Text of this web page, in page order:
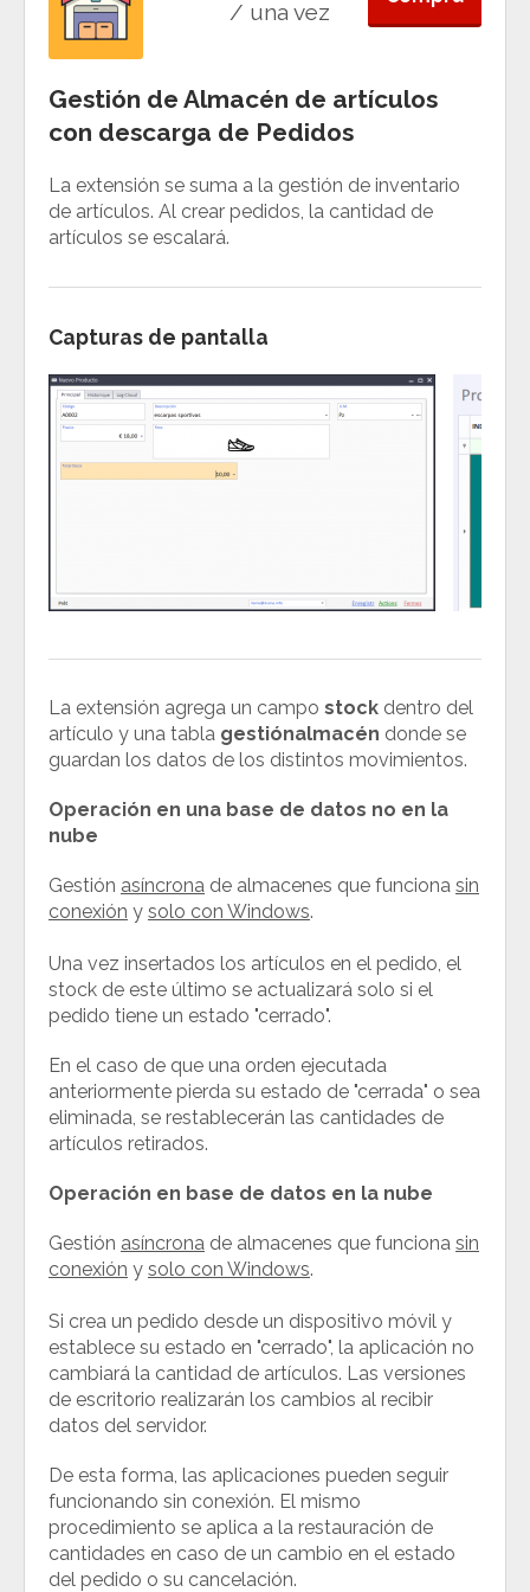
/ una vez
Gestión de Almacén de artículos
con descarga de Pedidos
La extensión se suma a la gestión de inventario
de artículos. Al crear pedidos, la cantidad de
artículos se escalará.
Capturas de pantalla
La extensión agrega un campo stock dentro del
artículo y una tabla gestiónalmacén donde se
guardan los datos de los distintos movimientos.
Operación en una base de datos no en la
nube
Gestión asíncrona de almacenes que funciona sin
conexión y solo con Windows.
Una vez insertados los artículos en el pedido, el
stock de este último se actualizará solo si el
pedido tiene un estado "cerrado".
En el caso de que una orden ejecutada
anteriormente pierda su estado de "cerrada" o sea
eliminada, se restablecerán las cantidades de
artículos retirados.
Operación en base de datos en la nube
Gestión asíncrona de almacenes que funciona sin
conexión y solo con Windows.
Si crea un pedido desde un dispositivo móvil y
establece su estado en "cerrado", la aplicación no
cambiará la cantidad de artículos. Las versiones
de escritorio realizarán los cambios al recibir
datos del servidor.
De esta forma, las aplicaciones pueden seguir
funcionando sin conexión. El mismo
procedimiento se aplica a la restauración de
cantidades en caso de un cambio en el estado
del pedido o su cancelación.